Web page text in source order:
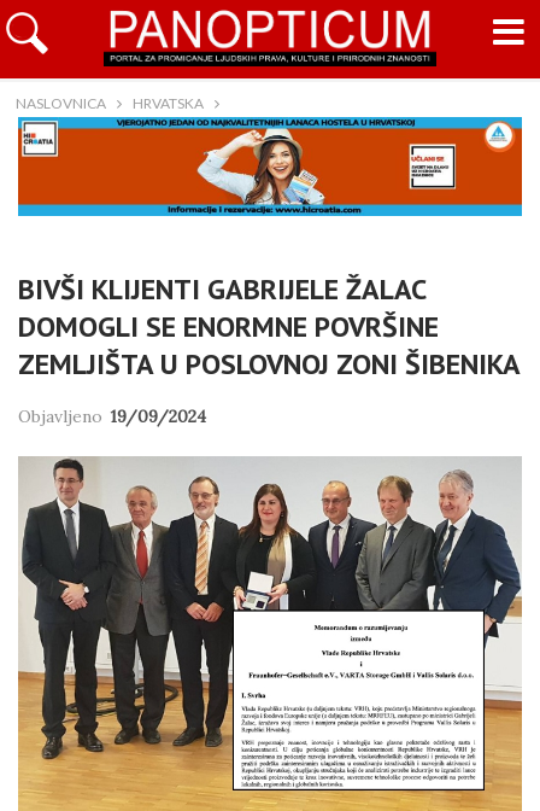
NASLOVNICA HRVATSKA
BIVŠI KLIJENTI GABRIJELE ŽALAC
DOMOGLI SE ENORMNE POVRŠINE
ZEMLJIŠTA U POSLOVNOJ ZONI ŠIBENIKA
Objavljeno 19/09/2024